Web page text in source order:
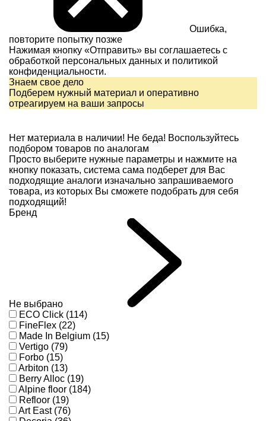
Ошибка,
повторите попытку позже
Нажимая кнопку «Отправить» вы соглашаетесь с
обработкой персональных данных и политикой
конфиденциальности.
Знаем свое дело
Подберем нужный материал и оперативно
отреагируем на ваши запросы
Нет материала в наличии! Не беда! Воспользуйтесь
подбором товаров по аналогам
Просто выберите нужные параметры и нажмите на
кнопку показать, система сама подберет для Вас
подходящие аналоги изначально запрашиваемого
товара, из которых Вы сможете подобрать для себя
подходящий!
Бренд
Не выбрано
ECO Click (114)
FineFlex (22)
Made In Belgium (15)
Vertigo (79)
Forbo (15)
Arbiton (13)
Berry Alloc (19)
Alpine floor (184)
Refloor (19)
Art East (76)